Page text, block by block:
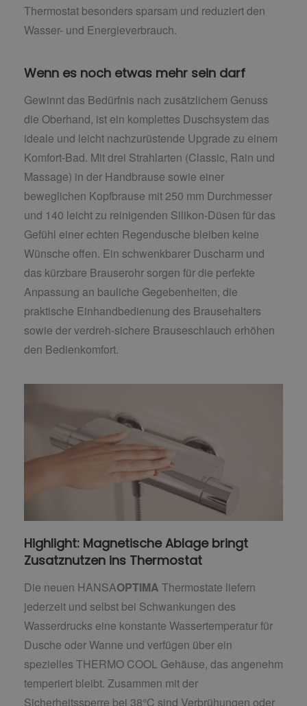
Thermostat besonders sparsam und reduziert den
Wasser- und Energieverbrauch.
Wenn es noch etwas mehr sein darf
Gewinnt das Bedürfnis nach zusätzlichem Genuss
die Oberhand, ist ein komplettes Duschsystem das
ideale und leicht nachzurüstende Upgrade zu einem
Komfort-Bad. Mit drei Strahlarten (Classic, Rain und
Massage) in der Handbrause sowie einer
beweglichen Kopfbrause mit 250 mm Durchmesser
und 140 leicht zu reinigenden Silikon-Düsen für das
Gefühl einer echten Regendusche bleiben keine
Wünsche offen. Ein schwenkbarer Duscharm und
das kürzbare Brauserohr sorgen für die perfekte
Anpassung an bauliche Gegebenheiten, die
praktische Einhandbedienung des Brausehalters
sowie der verdreh-sichere Brauseschlauch erhöhen
den Bedienkomfort.
Highlight: Magnetische Ablage bringt
Zusatznutzen ins Thermostat
Die neuen HANSAOPTIMA Thermostate liefern
jederzeit und selbst bei Schwankungen des
Wasserdrucks eine konstante Wassertemperatur für
Dusche oder Wanne und verfügen über ein
spezielles THERMO COOL Gehäuse, das angenehm
temperiert bleibt. Zusammen mit der
Sicherheitssperre bei 38°C sind Verbrühungen oder